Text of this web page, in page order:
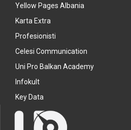
Yellow Pages Albania
Karta Extra
Profesionisti
Celesi Communication
Uni Pro Balkan Academy
Infokult
Key Data